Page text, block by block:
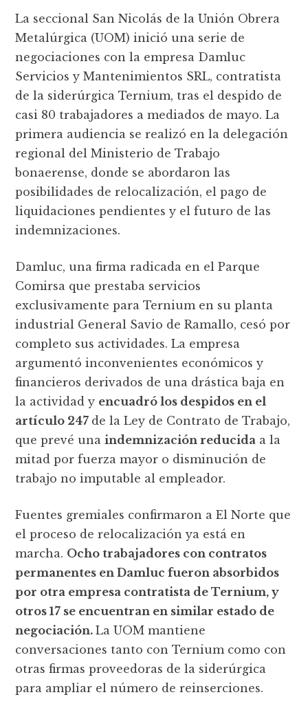
La seccional San Nicolás de la Unión Obrera
Metalúrgica (UOM) inició una serie de
negociaciones con la empresa Damluc
Servicios y Mantenimientos SRL, contratista
de la siderúrgica Ternium, tras el despido de
casi 80 trabajadores a mediados de mayo. La
primera audiencia se realizó en la delegación
regional del Ministerio de Trabajo
bonaerense, donde se abordaron las
posibilidades de relocalización, el pago de
liquidaciones pendientes y el futuro de las
indemnizaciones.
Damluc, una firma radicada en el Parque
Comirsa que prestaba servicios
exclusivamente para Ternium en su planta
industrial General Savio de Ramallo, cesó por
completo sus actividades. La empresa
argumentó inconvenientes económicos y
financieros derivados de una drástica baja en
la actividad y encuadró los despidos en el
artículo 247 de la Ley de Contrato de Trabajo,
que prevé unaindemnización reducida a la
mitad por fuerza mayor o disminución de
trabajo no imputable al empleador.
Fuentes gremiales confirmaron a El Norte que
el proceso de relocalización ya está en
marcha. Ocho trabajadores con contratos
permanentes en Damluc fueron absorbidos
por otra empresa contratista de Ternium, y
otros 17 se encuentran en similar estado de
negociación.La UOM mantiene
conversaciones tanto con Ternium como con
otras firmas proveedoras de la siderúrgica
para ampliar el número de reinserciones.